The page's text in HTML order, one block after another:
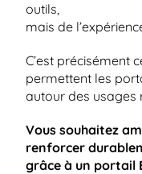
outils,
mais de
C’est précisément
permettent les
autour des usages
Vous souhaitez
renforcer
grâce à un portail